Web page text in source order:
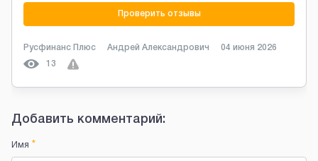
Проверить отзывы
Русфинанс Плюс Андрей Александрович 04 июня 2026
13
Добавить комментарий:
Имя *